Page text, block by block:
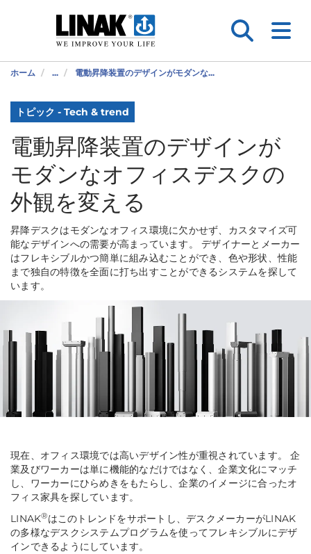
ホーム ... 電動昇降装置のデザインがモダンな...
トピック - Tech & trend
電動昇降装置のデザインが
モダンなオフィスデスクの
外観を変える
昇降デスクはモダンなオフィス環境に欠かせず、カスタマイズ可
能なデザインへの需要が高まっています。 デザイナーとメーカー
はフレキシブルかつ簡単に組み込むことができ、色や形状、性能
まで独自の特徴を全面に打ち出すことができるシステムを探して
います。
現在、オフィス環境では高いデザイン性が重視されています。 企
業及びワーカーは単に機能的なだけではなく、企業文化にマッチ
し、ワーカーにひらめきをもたらし、企業のイメージに合ったオ
フィス家具を探しています。
LINAK®はこのトレンドをサポートし、デスクメーカーがLINAK
の多様なデスクシステムプログラムを使ってフレキシブルにデザ
インできるようにしています。